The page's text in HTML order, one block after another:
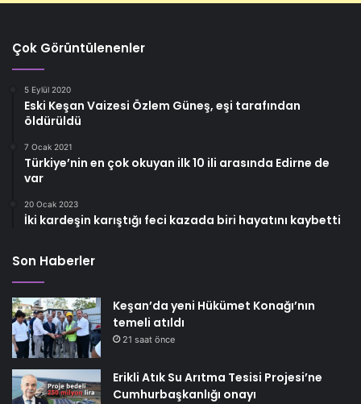
Çok Görüntülenenler
5 Eylül 2020
Eski Keşan Vaizesi Özlem Güneş, eşi tarafından
öldürüldü
7 Ocak 2021
Türkiye’nin en çok okuyan ilk 10 ili arasında Edirne de
var
20 Ocak 2023
İki kardeşin karıştığı feci kazada biri hayatını kaybetti
Son Haberler
Keşan’da yeni Hükümet Konağı’nın
temeli atıldı
21 saat önce
Erikli Atık Su Arıtma Tesisi Projesi’ne
Cumhurbaşkanlığı onayı